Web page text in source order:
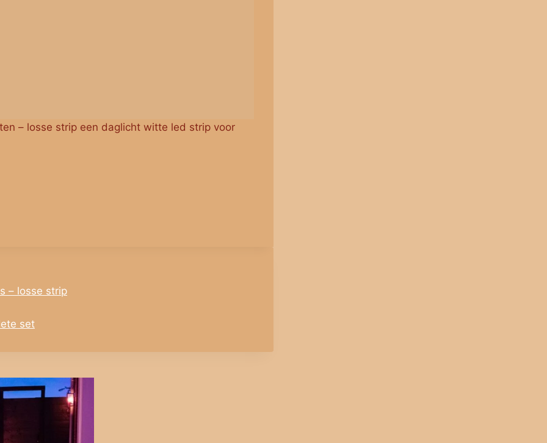
– losse strip een daglicht witte led strip voor
– losse strip
set